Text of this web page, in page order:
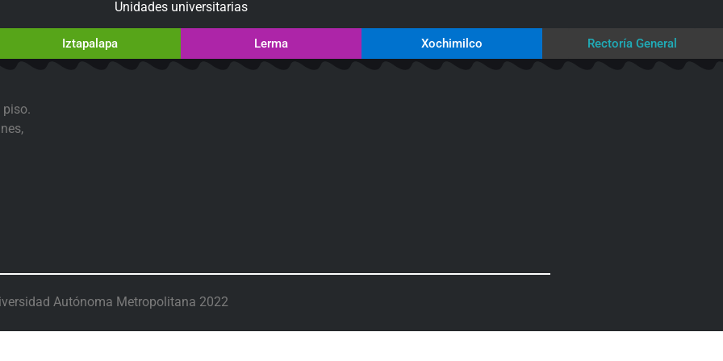
Unidades universitarias
Iztapalapa Lerma Xochimilco Rectoría General
piso.
Autónoma Metropolitana 2022